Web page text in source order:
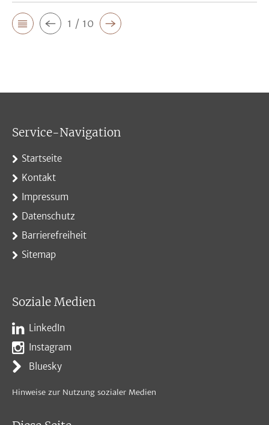
1 / 10
Service-Navigation
Startseite
Kontakt
Impressum
Datenschutz
Barrierefreiheit
Sitemap
Soziale Medien
LinkedIn
Instagram
Bluesky
Hinweise zur Nutzung sozialer Medien